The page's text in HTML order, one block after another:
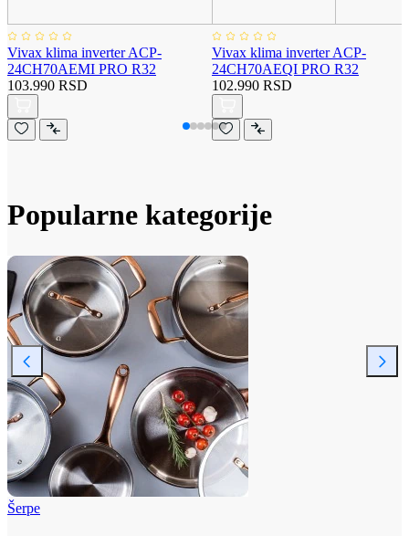
Vivax klima inverter ACP-
24CH70AEMI PRO R32
103.990 RSD
Vivax klima inverter ACP-
24CH70AEQI PRO R32
102.990 RSD
Popularne kategorije
Šerpe